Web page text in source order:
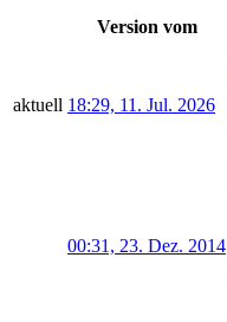
Version vom
aktuell 18:29, 11. Jul. 2026
00:31, 23. Dez. 2014